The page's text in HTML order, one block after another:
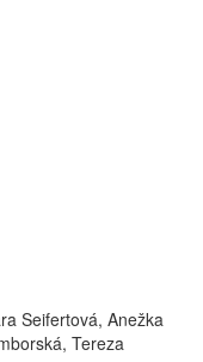
Seifertová, Anežka
Tereza